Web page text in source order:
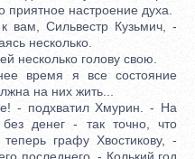
настроение духа.
Сильвестр Кузьмич, -
несколько.
несколько голову свою.
время я все состояние
на них жить...
подхватил Хмурин. - На
денег - так точно, что
графу Хвостикову, -
последнего. - Колький год